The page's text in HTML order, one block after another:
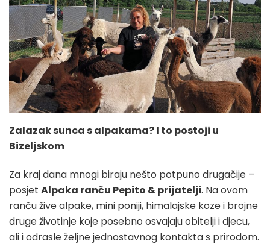
Zalazak sunca s alpakama? I to postoji u
Bizeljskom
Za kraj dana mnogi biraju nešto potpuno drugačije –
posjet Alpaka ranču Pepito & prijatelji. Na ovom
ranču žive alpake, mini poniji, himalajske koze i brojne
druge životinje koje posebno osvajaju obitelji i djecu,
ali i odrasle željne jednostavnog kontakta s prirodom.